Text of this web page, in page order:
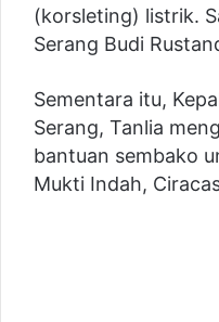
(korsleting) listrik.
Serang Budi
Sementara itu,
Serang, Tanlia
bantuan sembako
Mukti Indah,